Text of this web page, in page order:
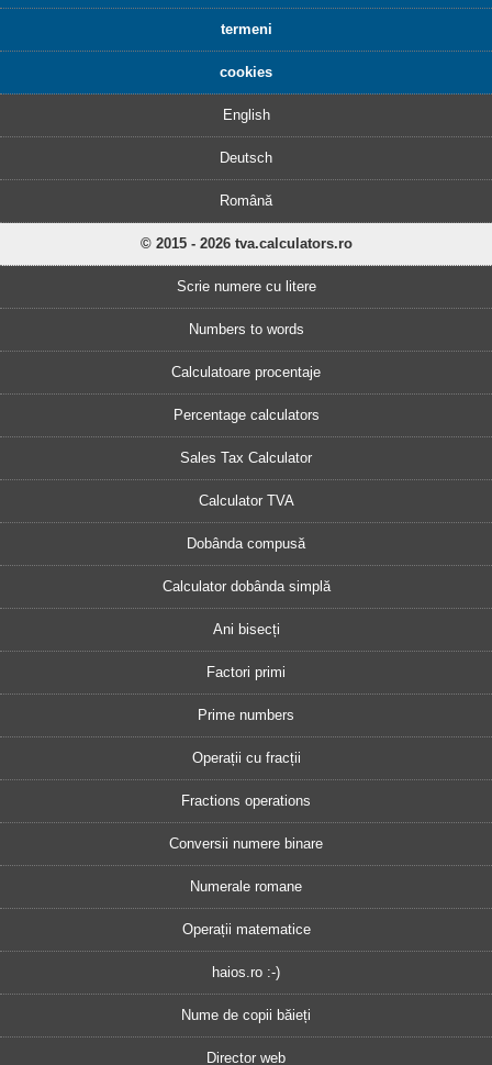
termeni
cookies
English
Deutsch
Română
© 2015 - 2026 tva.calculators.ro
Scrie numere cu litere
Numbers to words
Calculatoare procentaje
Percentage calculators
Sales Tax Calculator
Calculator TVA
Dobânda compusă
Calculator dobânda simplă
Ani bisecți
Factori primi
Prime numbers
Operații cu fracții
Fractions operations
Conversii numere binare
Numerale romane
Operații matematice
haios.ro :-)
Nume de copii băieți
Director web